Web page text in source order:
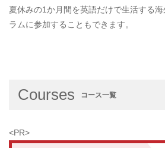
夏休みの1か月間を英語だけで生活する
ラムに参加することもできます。
Courses コース一覧
<PR>